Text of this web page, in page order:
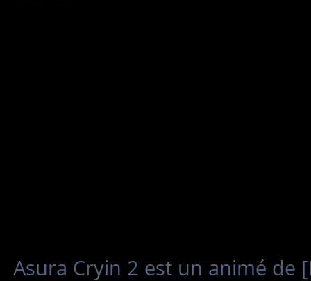
Asura Cryin 2 est un animé de